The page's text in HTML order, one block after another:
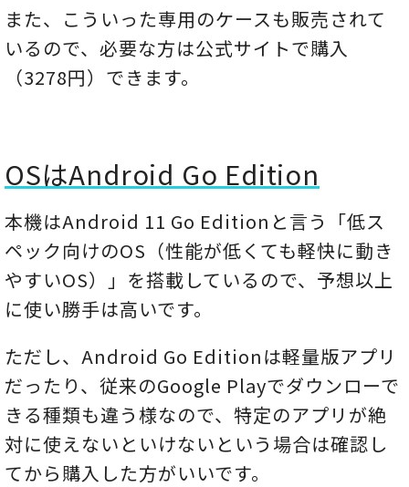
また、こういった専用のケースも販売されて
いるので、必要な方は公式サイトで購入
（3278円）できます。
OSはAndroid Go Edition
本機はAndroid 11 Go Editionと言う「低ス
ペック向けのOS（性能が低くても軽快に動き
やすいOS）」を搭載しているので、予想以上
に使い勝手は高いです。
ただし、Android Go Editionは軽量版アプリ
だったり、従来のGoogle Playでダウンローで
きる種類も違う様なので、特定のアプリが絶
対に使えないといけないという場合は確認し
てから購入した方がいいです。